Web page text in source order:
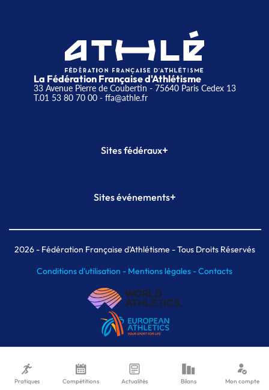
La Fédération Française d'Athlétisme
33 Avenue Pierre de Coubertin - 75640 Paris Cedex 13
T.01 53 80 70 00- ffa@athle.fr
Sites fédéraux+
Plateforme Formation
Sites événements+
Meeting de Paris indoor
MAIF Ekiden de Paris
2026- Fédération Française d'Athlétisme - Tous Droits Réservés
Conditions d'utilisation - Mentions légales -Contacts
Pratiques Compétitions Actualités Bilans Mon compte